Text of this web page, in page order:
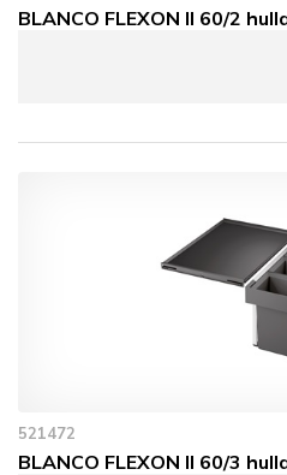
BLANCO FLEXON II 60/2
521472
BLANCO FLEXON II 60/3